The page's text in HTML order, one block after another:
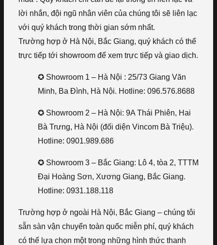
lời nhắn, đội ngũ nhân viên của chúng tôi sẽ liên lạc
với quý khách trong thời gian sớm nhất.
Trường hợp ở Hà Nội, Bắc Giang, quý khách có thể
trực tiếp tới showroom để xem trực tiếp và giao dịch.
✪ Showroom 1 – Hà Nội : 25/73 Giang Văn
Minh, Ba Đình, Hà Nội. Hotline: 096.576.8688
✪ Showroom 2 – Hà Nội: 9A Thái Phiên, Hai
Bà Trưng, Hà Nội (đối diện Vincom Bà Triệu).
Hotline: 0901.989.686
✪ Showroom 3 – Bắc Giang: Lô 4, tòa 2, TTTM
Đại Hoàng Sơn, Xương Giang, Bắc Giang.
Hotline: 0931.188.118
Trường hợp ở ngoài Hà Nội, Bắc Giang – chúng tôi
sẵn sàn vận chuyển toàn quốc miễn phí, quý khách
có thể lựa chọn một trong những hình thức thanh